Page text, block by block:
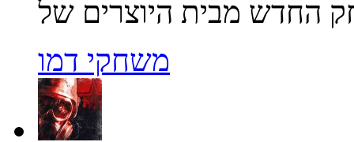
משחקי דמו